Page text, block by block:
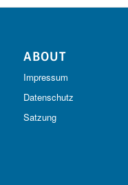
ABOUT
Impressum
Datenschutz
Satzung